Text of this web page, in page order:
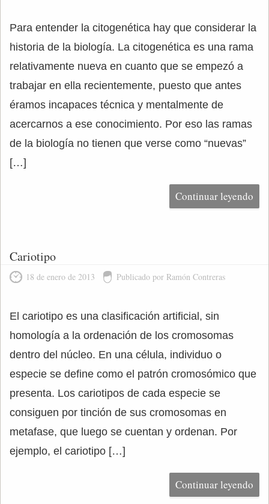
Para entender la citogenética hay que considerar la
historia de la biología. La citogenética es una rama
relativamente nueva en cuanto que se empezó a
trabajar en ella recientemente, puesto que antes
éramos incapaces técnica y mentalmente de
acercarnos a ese conocimiento. Por eso las ramas
de la biología no tienen que verse como “nuevas”
[…]
Continuar leyendo
Cariotipo
18 de enero de 2013 Publicado por Ramón Contreras
El cariotipo es una clasificación artificial, sin
homología a la ordenación de los cromosomas
dentro del núcleo. En una célula, individuo o
especie se define como el patrón cromosómico que
presenta. Los cariotipos de cada especie se
consiguen por tinción de sus cromosomas en
metafase, que luego se cuentan y ordenan. Por
ejemplo, el cariotipo […]
Continuar leyendo